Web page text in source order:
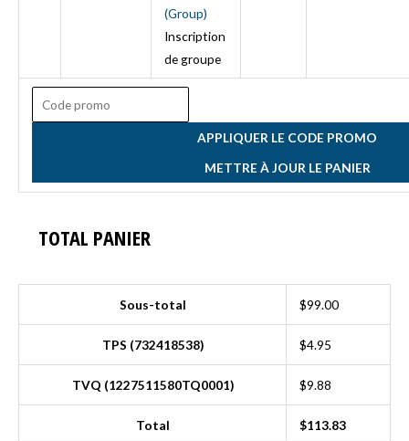
(Group)
Inscription
de groupe
APPLIQUER LE CODE PROMO
METTRE À JOUR LE PANIER
TOTAL PANIER
Sous-total $99.00
TPS (732418538) $4.95
TVQ (1227511580TQ0001) $9.88
Total $113.83